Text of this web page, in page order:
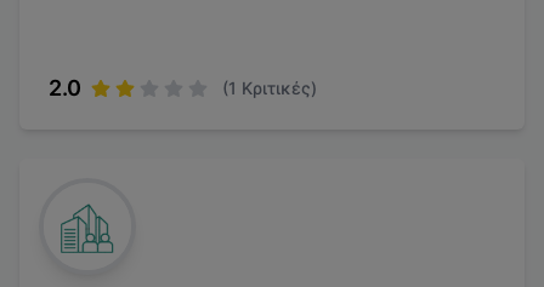
2.0 (1 Κριτικές)